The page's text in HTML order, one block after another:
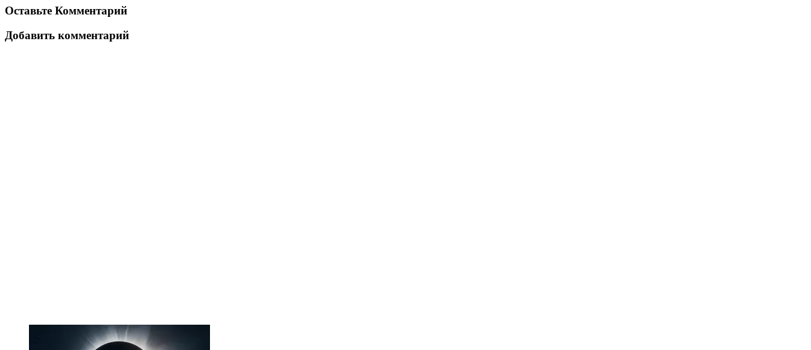
Оставьте Комментарий
Добавить комментарий